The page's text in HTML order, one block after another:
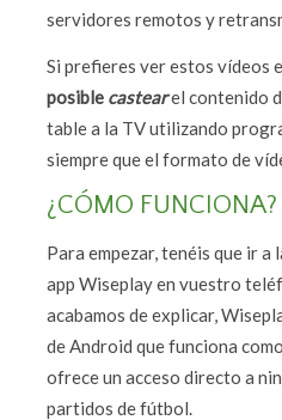
servidores remotos y
Si prefieres ver estos vídeos
posible castearel contenido
table a la TV utilizando
siempre que el formato de
¿CÓMO FUNCIONA?
Para empezar, tenéis que ir
app Wiseplay en vuestro
acabamos de explicar,
de Android que funciona
ofrece un acceso directo a
partidos de fútbol.